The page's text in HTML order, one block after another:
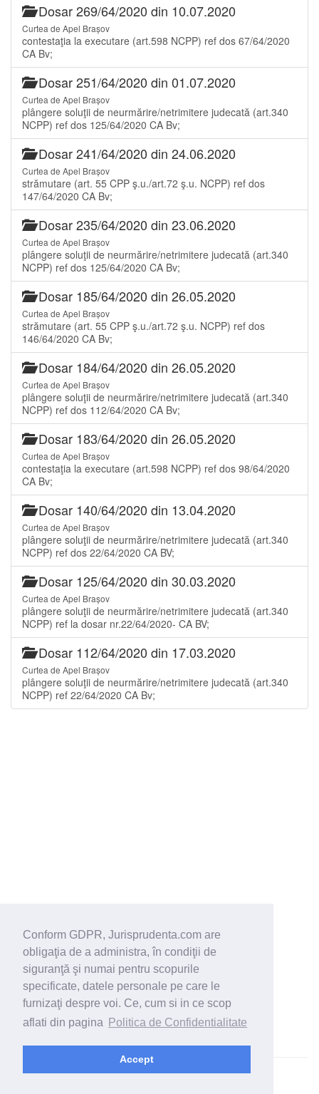
Conform GDPR, Jurisprudenta.com are
obligaţia de a administra, în condiţii de
siguranţă şi numai pentru scopurile
specificate, datele personale pe care le
furnizaţi despre voi. Ce, cum si in ce scop
aflati din pagina
Politica de Confidentialitate
Accept
Dosar 269/64/2020 din 10.07.2020
Curtea de Apel Brașov
contestaţia la executare (art.598 NCPP) ref dos 67/64/2020
CA Bv;
Dosar 251/64/2020 din 01.07.2020
Curtea de Apel Brașov
plângere soluţii de neurmărire/netrimitere judecată (art.340
NCPP) ref dos 125/64/2020 CA Bv;
Dosar 241/64/2020 din 24.06.2020
Curtea de Apel Brașov
strămutare (art. 55 CPP ş.u./art.72 ş.u. NCPP) ref dos
147/64/2020 CA Bv;
Dosar 235/64/2020 din 23.06.2020
Curtea de Apel Brașov
plângere soluţii de neurmărire/netrimitere judecată (art.340
NCPP) ref dos 125/64/2020 CA Bv;
Dosar 185/64/2020 din 26.05.2020
Curtea de Apel Brașov
strămutare (art. 55 CPP ş.u./art.72 ş.u. NCPP) ref dos
146/64/2020 CA Bv;
Dosar 184/64/2020 din 26.05.2020
Curtea de Apel Brașov
plângere soluţii de neurmărire/netrimitere judecată (art.340
NCPP) ref dos 112/64/2020 CA Bv;
Dosar 183/64/2020 din 26.05.2020
Curtea de Apel Brașov
contestaţia la executare (art.598 NCPP) ref dos 98/64/2020
CA Bv;
Dosar 140/64/2020 din 13.04.2020
Curtea de Apel Brașov
plângere soluţii de neurmărire/netrimitere judecată (art.340
NCPP) ref dos 22/64/2020 CA BV;
Dosar 125/64/2020 din 30.03.2020
Curtea de Apel Brașov
plângere soluţii de neurmărire/netrimitere judecată (art.340
NCPP) ref la dosar nr.22/64/2020- CA BV;
Dosar 112/64/2020 din 17.03.2020
Curtea de Apel Brașov
plângere soluţii de neurmărire/netrimitere judecată (art.340
NCPP) ref 22/64/2020 CA Bv;